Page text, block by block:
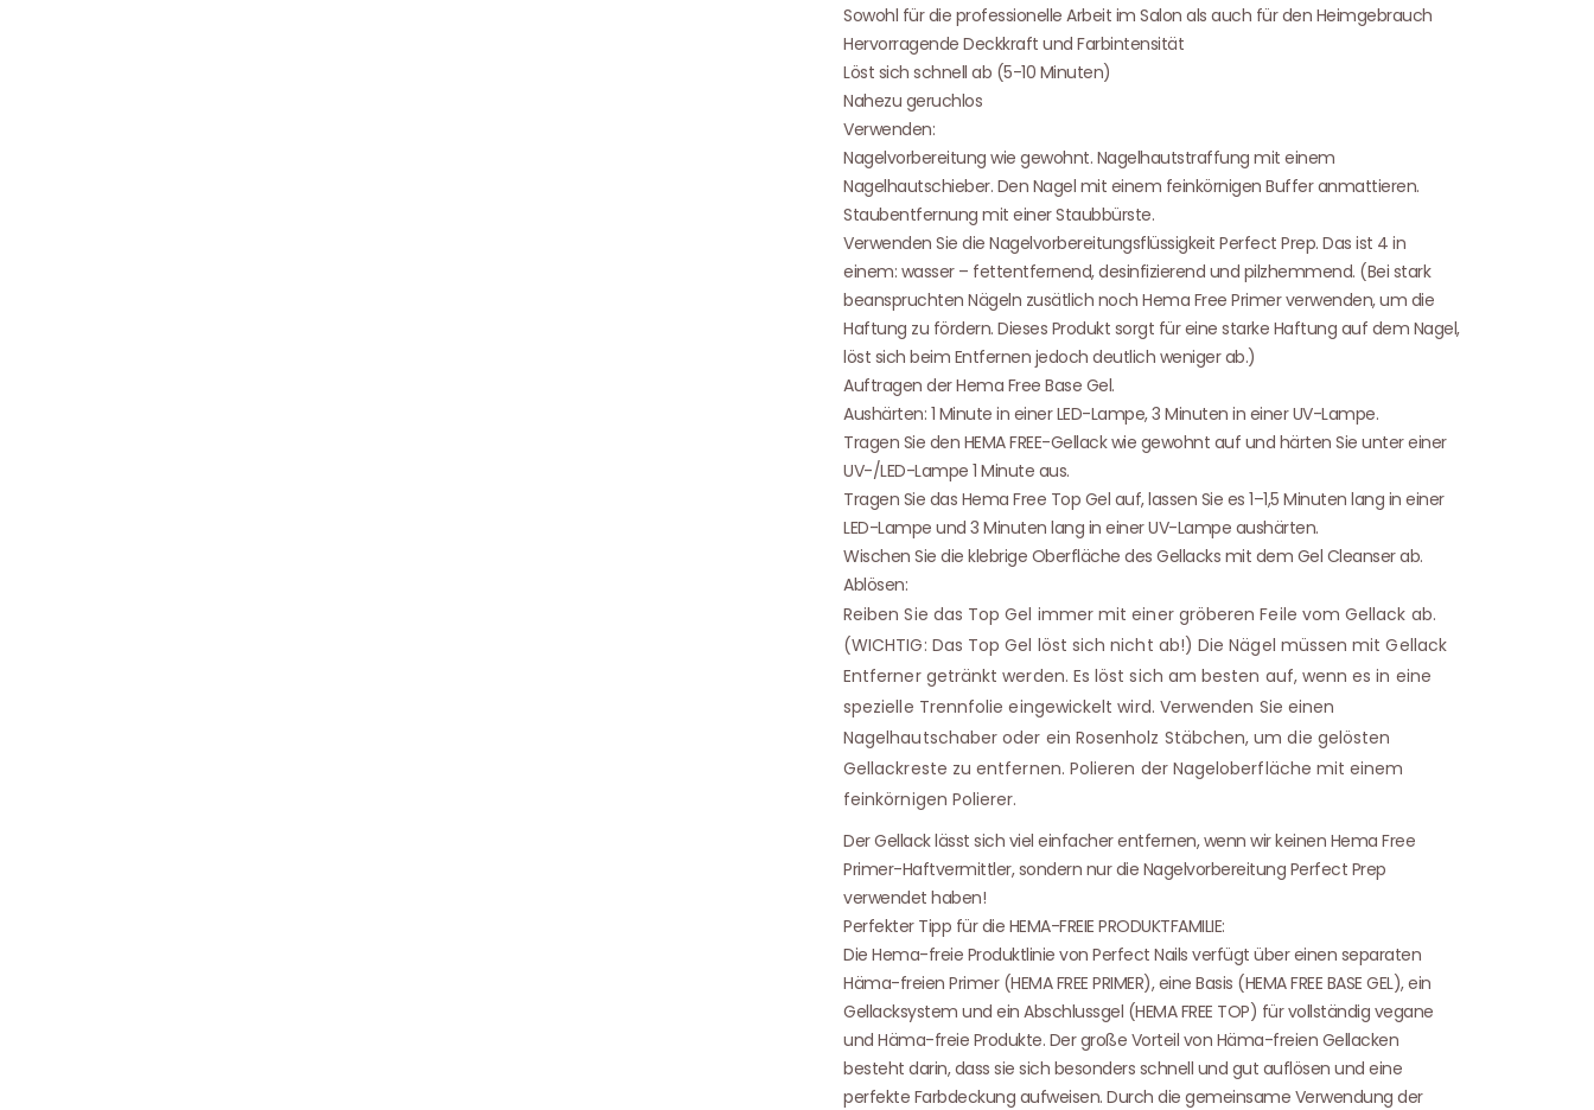
Sowohl für die professionelle Arbeit im Salon als auch für den Heimgebrauch
Hervorragende Deckkraft und Farbintensität
Löst sich schnell ab (5-10 Minuten)
Nahezu geruchlos
Verwenden:
Nagelvorbereitung wie gewohnt. Nagelhautstraffung mit einem
Nagelhautschieber. Den Nagel mit einem feinkörnigen Buffer anmattieren.
Staubentfernung mit einer Staubbürste.
Verwenden Sie die Nagelvorbereitungsflüssigkeit Perfect Prep. Das ist 4 in
einem: wasser – fettentfernend, desinfizierend und pilzhemmend. (Bei stark
beanspruchten Nägeln zusätlich noch Hema Free Primer verwenden, um die
Haftung zu fördern. Dieses Produkt sorgt für eine starke Haftung auf dem Nagel,
löst sich beim Entfernen jedoch deutlich weniger ab.)
Auftragen der Hema Free Base Gel.
Aushärten: 1 Minute in einer LED-Lampe, 3 Minuten in einer UV-Lampe.
Tragen Sie den HEMA FREE-Gellack wie gewohnt auf und härten Sie unter einer
UV-/LED-Lampe 1 Minute aus.
Tragen Sie das Hema Free Top Gel auf, lassen Sie es 1–1,5 Minuten lang in einer
LED-Lampe und 3 Minuten lang in einer UV-Lampe aushärten.
Wischen Sie die klebrige Oberfläche des Gellacks mit dem Gel Cleanser ab.
Ablösen:
Reiben Sie das Top Gel immer mit einer gröberen Feile vom Gellack ab.
(WICHTIG: Das Top Gel löst sich nicht ab!) Die Nägel müssen mit Gellack
Entferner getränkt werden. Es löst sich am besten auf, wenn es in eine
spezielle Trennfolie eingewickelt wird. Verwenden Sie einen
Nagelhautschaber oder ein Rosenholz Stäbchen, um die gelösten
Gellackreste zu entfernen. Polieren der Nageloberfläche mit einem
feinkörnigen Polierer.
Der Gellack lässt sich viel einfacher entfernen, wenn wir keinen Hema Free
Primer-Haftvermittler, sondern nur die Nagelvorbereitung Perfect Prep
verwendet haben!
Perfekter Tipp für die HEMA-FREIE PRODUKTFAMILIE:
Die Hema-freie Produktlinie von Perfect Nails verfügt über einen separaten
Häma-freien Primer (HEMA FREE PRIMER), eine Basis (HEMA FREE BASE GEL), ein
Gellacksystem und ein Abschlussgel (HEMA FREE TOP) für vollständig vegane
und Häma-freie Produkte. Der große Vorteil von Häma-freien Gellacken
besteht darin, dass sie sich besonders schnell und gut auflösen und eine
perfekte Farbdeckung aufweisen. Durch die gemeinsame Verwendung der